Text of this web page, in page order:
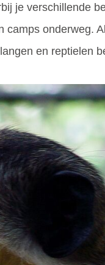
je verschillende
onderweg.
en reptielen